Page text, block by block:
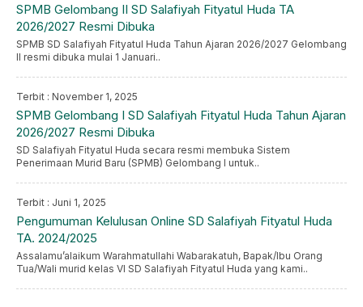
SPMB Gelombang II SD Salafiyah Fityatul Huda TA
2026/2027 Resmi Dibuka
SPMB SD Salafiyah Fityatul Huda Tahun Ajaran 2026/2027 Gelombang
II resmi dibuka mulai 1 Januari..
Terbit : November 1, 2025
SPMB Gelombang I SD Salafiyah Fityatul Huda Tahun Ajaran
2026/2027 Resmi Dibuka
SD Salafiyah Fityatul Huda secara resmi membuka Sistem
Penerimaan Murid Baru (SPMB) Gelombang I untuk..
Terbit : Juni 1, 2025
Pengumuman Kelulusan Online SD Salafiyah Fityatul Huda
TA. 2024/2025
Assalamu’alaikum Warahmatullahi Wabarakatuh, Bapak/Ibu Orang
Tua/Wali murid kelas VI SD Salafiyah Fityatul Huda yang kami..